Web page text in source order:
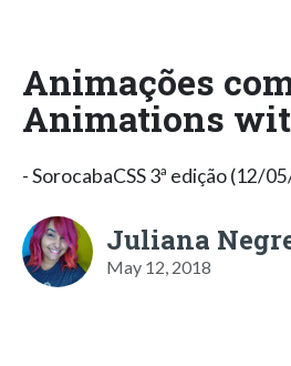
Animações
Animations
- SorocabaCSS 3ª edição (12/
Juliana
May 12, 2018